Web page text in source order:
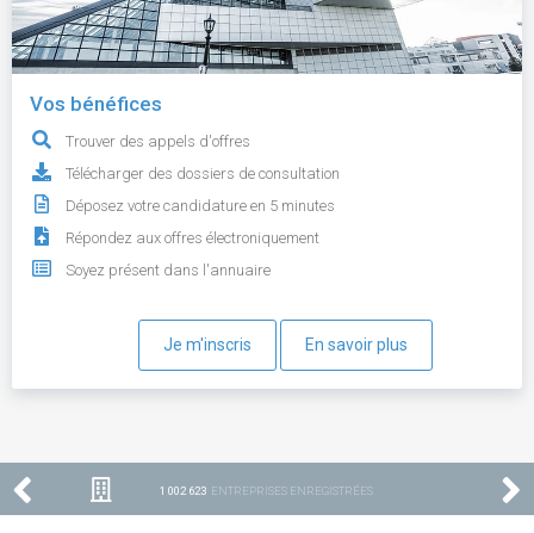
Vos bénéfices
Trouver des appels d'offres
Télécharger des dossiers de consultation
Déposez votre candidature en 5 minutes
Répondez aux offres électroniquement
Soyez présent dans l'annuaire
Je m'inscris En savoir plus
1 002 623 ENTREPRISES ENREGISTRÉES